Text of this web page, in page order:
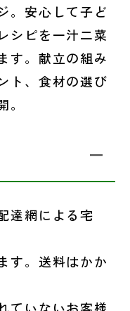
。安心して子ど
シピを一汁二菜
す。献立の組み
ト、食材の選び
達網による宅
す。送料はかか